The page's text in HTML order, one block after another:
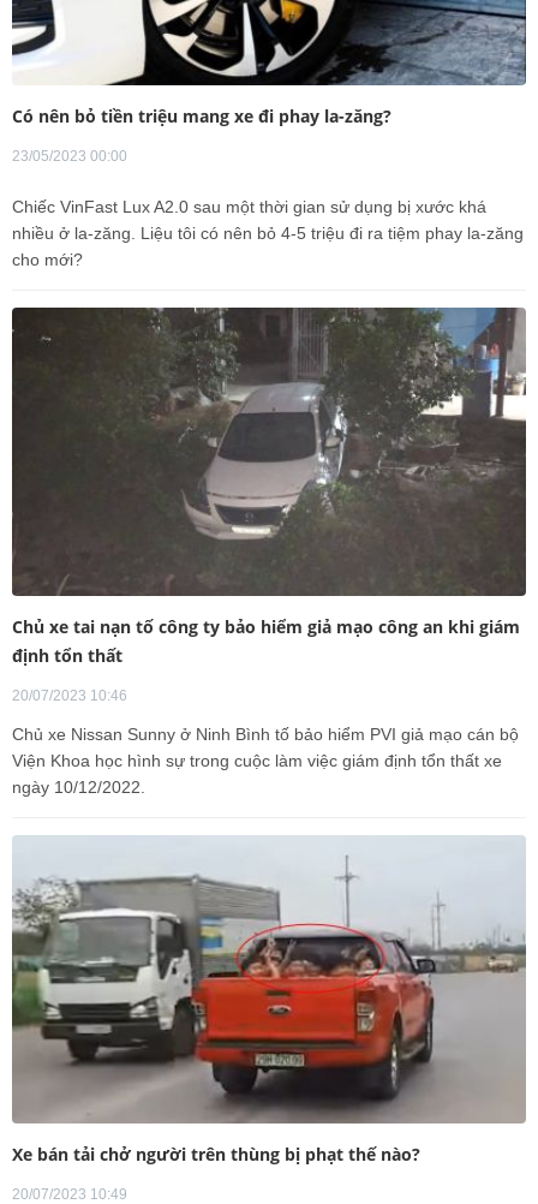
Có nên bỏ tiền triệu mang xe đi phay la-zăng?
23/05/2023 00:00
Chiếc VinFast Lux A2.0 sau một thời gian sử dụng bị xước khá
nhiều ở la-zăng. Liệu tôi có nên bỏ 4-5 triệu đi ra tiệm phay la-zăng
cho mới?
Chủ xe tai nạn tố công ty bảo hiểm giả mạo công an khi giám
định tổn thất
20/07/2023 10:46
Chủ xe Nissan Sunny ở Ninh Bình tố bảo hiểm PVI giả mạo cán bộ
Viện Khoa học hình sự trong cuộc làm việc giám định tổn thất xe
ngày 10/12/2022.
Xe bán tải chở người trên thùng bị phạt thế nào?
20/07/2023 10:49